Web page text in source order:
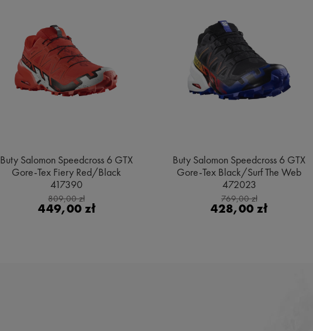
Buty Salomon Speedcross 6 GTX
Gore-Tex Fiery Red/Black
417390
809,00 zł
449,00 zł
Buty Salomon Speedcross 6 GTX
Gore-Tex Black/Surf The Web
472023
769,00 zł
428,00 zł